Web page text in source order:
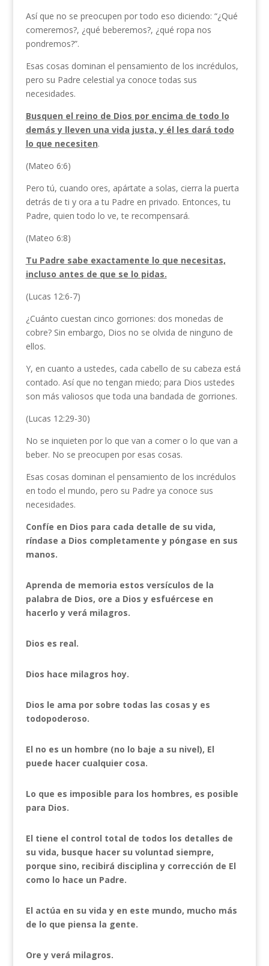
Así que no se preocupen por todo eso diciendo: “¿Qué
comeremos?, ¿qué beberemos?, ¿qué ropa nos
pondremos?”.
Esas cosas dominan el pensamiento de los incrédulos,
pero su Padre celestial ya conoce todas sus
necesidades.
Busquen el reino de Dios por encima de todo lo
demás y lleven una vida justa, y él les dará todo
lo que necesiten.
(Mateo 6:6)
Pero tú, cuando ores, apártate a solas, cierra la puerta
detrás de ti y ora a tu Padre en privado. Entonces, tu
Padre, quien todo lo ve, te recompensará.
(Mateo 6:8)
Tu Padre sabe exactamente lo que necesitas,
incluso antes de que se lo pidas.
(Lucas 12:6-7)
¿Cuánto cuestan cinco gorriones: dos monedas de
cobre? Sin embargo, Dios no se olvida de ninguno de
ellos.
Y, en cuanto a ustedes, cada cabello de su cabeza está
contado. Así que no tengan miedo; para Dios ustedes
son más valiosos que toda una bandada de gorriones.
(Lucas 12:29-30)
No se inquieten por lo que van a comer o lo que van a
beber. No se preocupen por esas cosas.
Esas cosas dominan el pensamiento de los incrédulos
en todo el mundo, pero su Padre ya conoce sus
necesidades.
Confíe en Dios para cada detalle de su vida,
ríndase a Dios completamente y póngase en sus
manos.
Aprenda de memoria estos versículos de la
palabra de Dios, ore a Dios y esfuércese en
hacerlo y verá milagros.
Dios es real.
Dios hace milagros hoy.
Dios le ama por sobre todas las cosas y es
todopoderoso.
El no es un hombre (no lo baje a su nivel), El
puede hacer cualquier cosa.
Lo que es imposible para los hombres, es posible
para Dios.
El tiene el control total de todos los detalles de
su vida, busque hacer su voluntad siempre,
porque sino, recibirá disciplina y corrección de El
como lo hace un Padre.
El actúa en su vida y en este mundo, mucho más
de lo que piensa la gente.
Ore y verá milagros.